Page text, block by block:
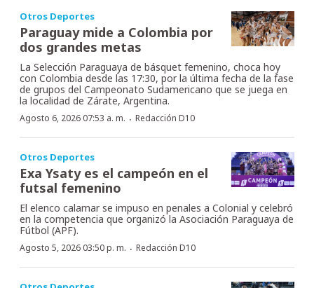
Otros Deportes
Paraguay mide a Colombia por
dos grandes metas
La Selección Paraguaya de básquet femenino, choca hoy
con Colombia desde las 17:30, por la última fecha de la fase
de grupos del Campeonato Sudamericano que se juega en
la localidad de Zárate, Argentina.
Agosto 6, 2026 07:53 a. m. · Redacción D10
Otros Deportes
Exa Ysaty es el campeón en el
futsal femenino
El elenco calamar se impuso en penales a Colonial y celebró
en la competencia que organizó la Asociación Paraguaya de
Fútbol (APF).
Agosto 5, 2026 03:50 p. m. · Redacción D10